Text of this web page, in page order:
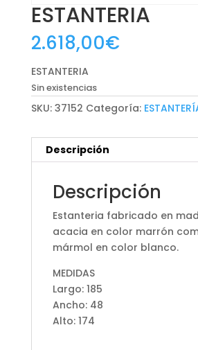
ESTANTERIA
2.618,00€
ESTANTERIA
Sin existencias
SKU: 37152 Categoría:
Descripción
Descripción
Estanteria fabricado en
acacia en color marrón
mármol en color blanco.
MEDIDAS
Largo: 185
Ancho: 48
Alto: 174